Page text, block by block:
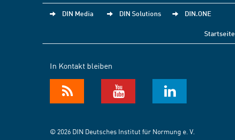
DIN Media DIN Solutions DIN.ONE
Startseite
In Kontakt bleiben
© 2026 DIN Deutsches Institut für Normung e. V.